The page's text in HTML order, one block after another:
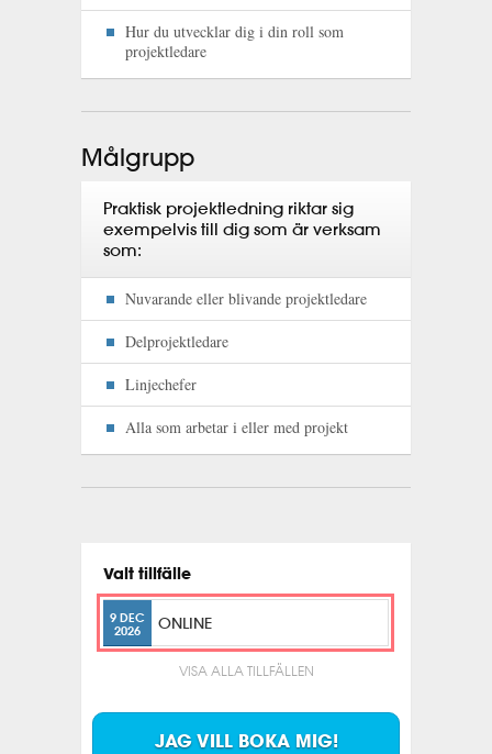
Hur du utvecklar dig i din roll som
projektledare
Målgrupp
Praktisk projektledning riktar sig
exempelvis till dig som är verksam
som:
Nuvarande eller blivande projektledare
Delprojektledare
Linjechefer
Alla som arbetar i eller med projekt
Valt tillfälle
9 DEC
2026
ONLINE
VISA ALLA TILLFÄLLEN
JAG VILL BOKA MIG!